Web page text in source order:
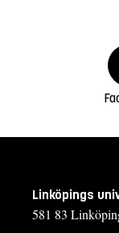
Linköpings
581 83